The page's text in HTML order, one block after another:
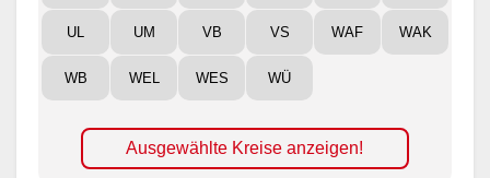
UL UM VB VS WAF WAK
WB WEL WES WÜ
Ausgewählte Kreise anzeigen!